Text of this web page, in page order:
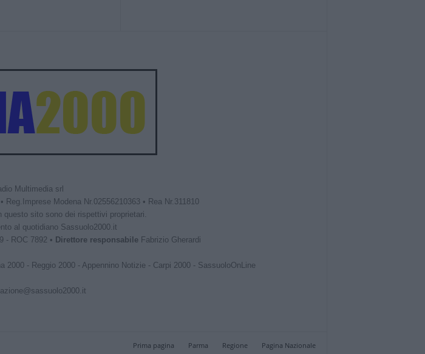
Multimedia srl
Reg.Imprese Modena Nr.02556210363 • Rea Nr.311810
sito sono dei rispettivi proprietari.
al quotidiano Sassuolo2000.it
- ROC 7892 • Direttore responsabileFabrizio Gherardi
2000 - Reggio 2000 - Appennino Notizie - Carpi 2000 - SassuoloOnLine
Prima pagina Parma Regione Pagina Nazionale